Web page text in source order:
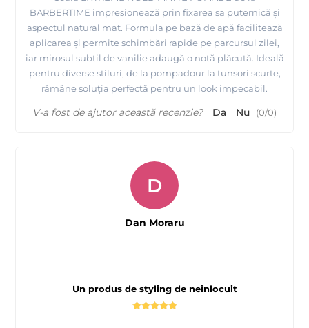
BARBERTIME impresionează prin fixarea sa puternică și
aspectul natural mat. Formula pe bază de apă facilitează
aplicarea și permite schimbări rapide pe parcursul zilei,
iar mirosul subtil de vanilie adaugă o notă plăcută. Ideală
pentru diverse stiluri, de la pompadour la tunsori scurte,
rămâne soluția perfectă pentru un look impecabil.
V-a fost de ajutor această recenzie? Da Nu (0/0)
Un produs de styling de neînlocuit
D
Dan Moraru